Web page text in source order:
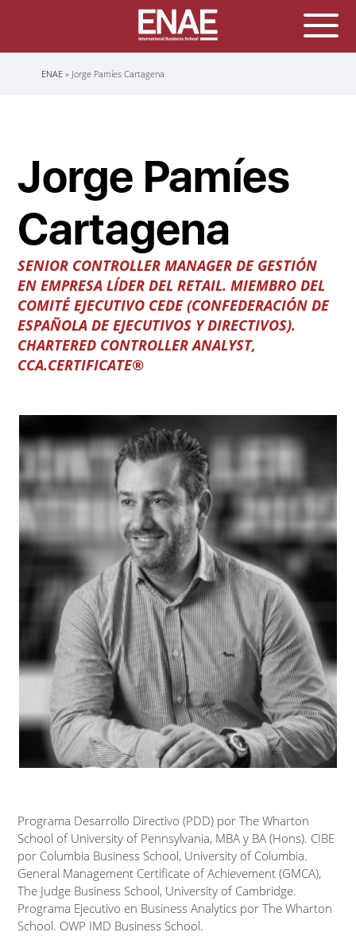
Sobrescribir
ENAE Jorge Pamíes Cartagena
Jorge Pamíes
Cartagena
SENIOR CONTROLLER MANAGER DE GESTIÓN
EN EMPRESA LÍDER DEL RETAIL.MIEMBRO DEL
COMITÉ EJECUTIVO CEDE(CONFEDERACIÓN DE
ESPAÑOLA DE EJECUTIVOS Y DIRECTIVOS).
CHARTERED CONTROLLER ANALYST,
CCA.CERTIFICATE®
Programa Desarrollo Directivo (PDD) por The Wharton
School of University of Pennsylvania, MBA y BA (Hons). CIBE
por Columbia Business School, University of Columbia.
General Management Certificate of Achievement (GMCA),
The Judge Business School, University of Cambridge.
Programa Ejecutivo en Business Analytics por The Wharton
School. OWP IMD Business School.